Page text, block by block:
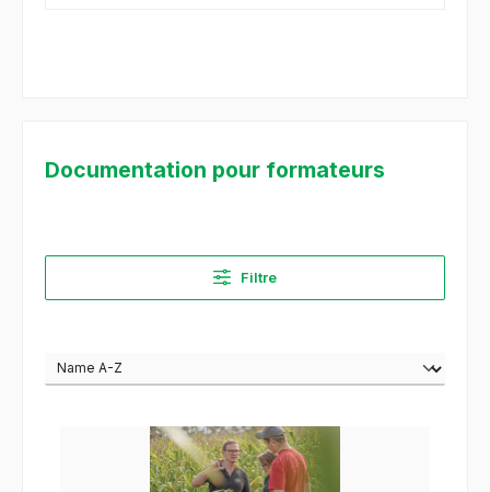
Documentation pour formateurs
Filtre